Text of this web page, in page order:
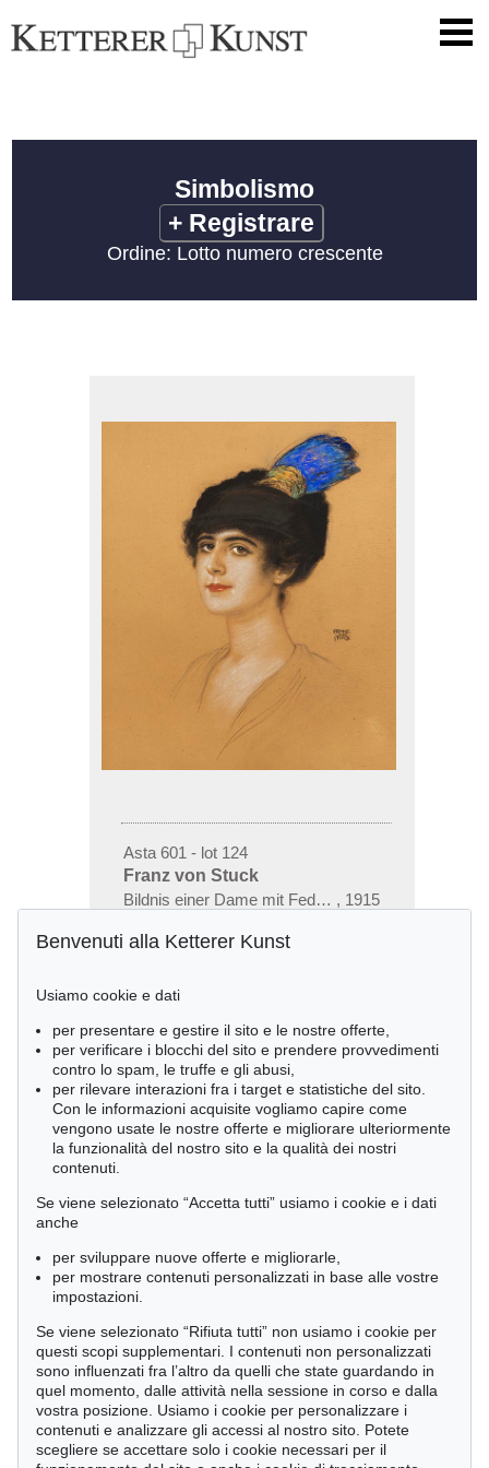
Simbolismo
+ Registrare
Ordine: Lotto numero crescente
Asta 601 - lot 124
Franz von Stuck
Bildnis einer Dame mit Federschmuck
, 1915
Asta 601 - lot 239
Maurice Denis
Benvenuti alla Ketterer Kunst
Usiamo cookie e dati
per presentare e gestire il sito e le nostre offerte,
per verificare i blocchi del sito e prendere provvedimenti
contro lo spam, le truffe e gli abusi,
per rilevare interazioni fra i target e statistiche del sito.
Con le informazioni acquisite vogliamo capire come
vengono usate le nostre offerte e migliorare ulteriormente
la funzionalità del nostro sito e la qualità dei nostri
contenuti.
Se viene selezionato “Accetta tutti” usiamo i cookie e i dati
anche
per sviluppare nuove offerte e migliorarle,
per mostrare contenuti personalizzati in base alle vostre
impostazioni.
Se viene selezionato “Rifiuta tutti” non usiamo i cookie per
questi scopi supplementari. I contenuti non personalizzati
sono influenzati fra l’altro da quelli che state guardando in
quel momento, dalle attività nella sessione in corso e dalla
vostra posizione. Usiamo i cookie per personalizzare i
contenuti e analizzare gli accessi al nostro sito. Potete
scegliere se accettare solo i cookie necessari per il